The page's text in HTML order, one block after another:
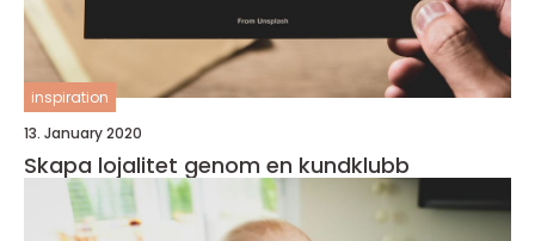
inspiration
13. January 2020
Skapa lojalitet genom en kundklubb